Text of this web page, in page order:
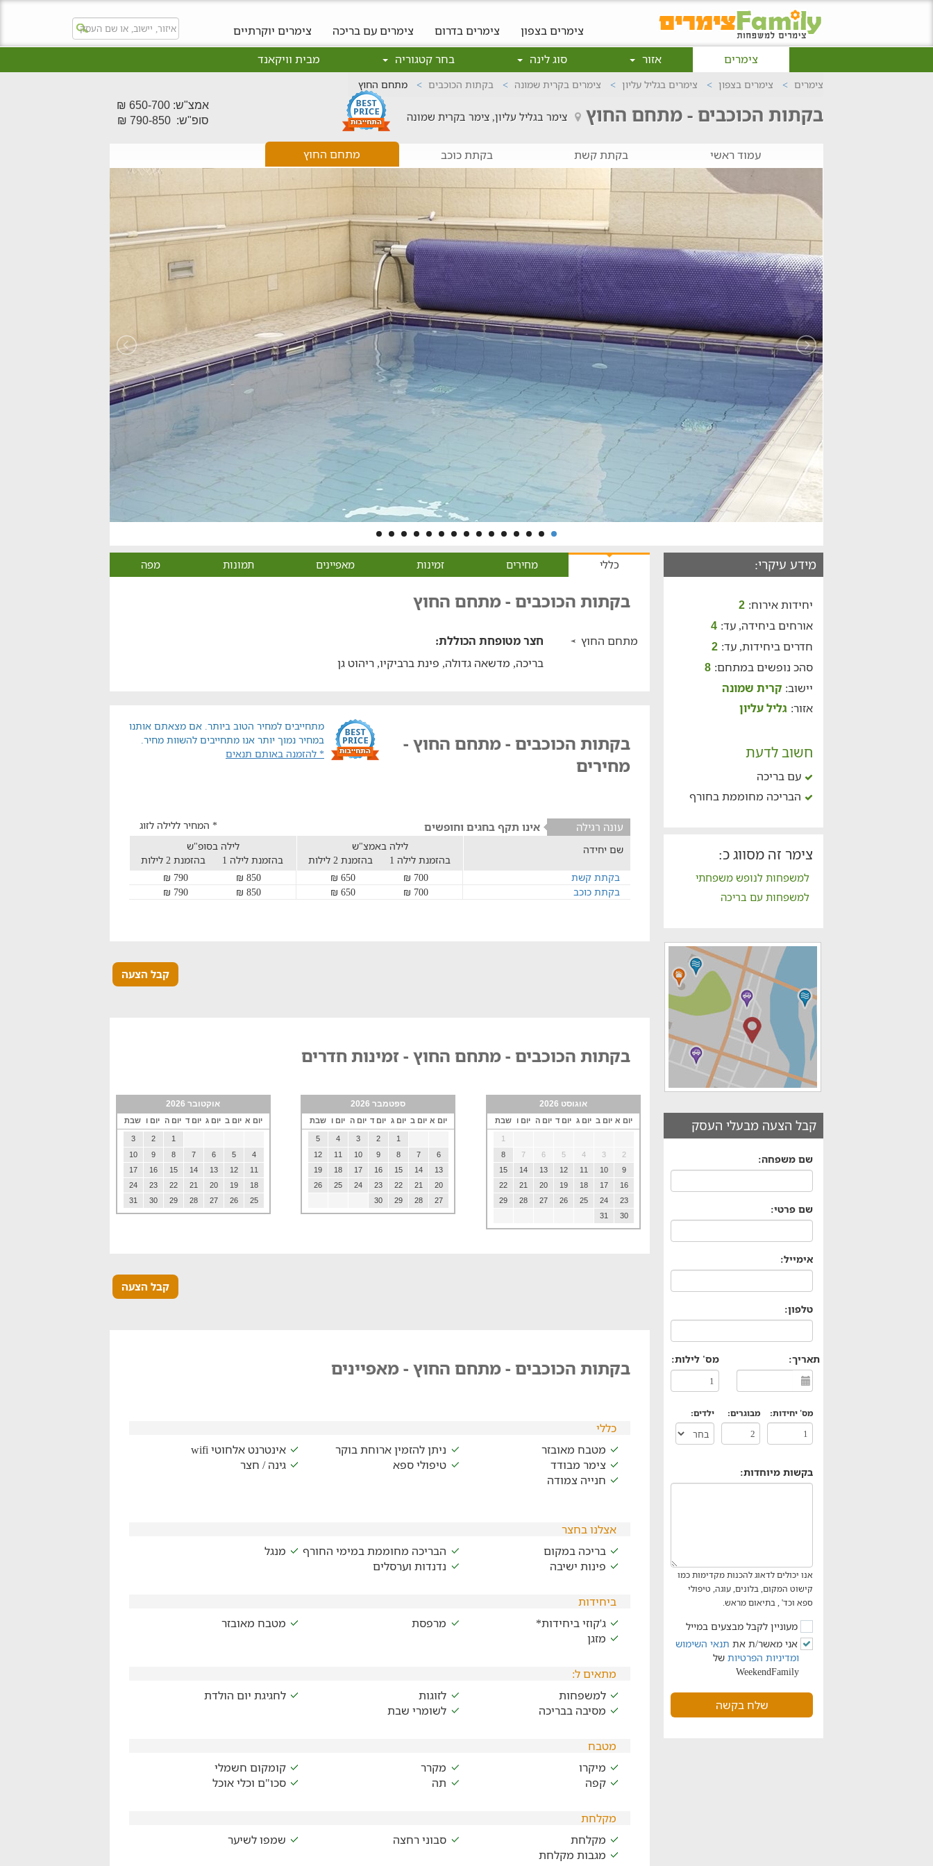
צימרים בצפון צימרים בדרום צימרים עם בריכה
צימרים יוקרתיים
צימרים
אזור סוג לינה בחר קטגוריה מבית וויקאנד
צימרים צימרים בצפון צימרים בגליל עליון צימרים בקרית שמונה בקתות הכוכבים מתחם החוץ
בקתות הכוכבים - מתחם החוץ צימר בגליל עליון, צימר בקרית שמונה
אמצ"ש: 650-700 ₪
סופ"ש: 790-850 ₪
עמוד ראשי בקתת קשת בקתת כוכב מתחם החוץ
מידע עיקרי:
יחידות אירוח: 2
אורחים ביחידה, עד: 4
חדרים ביחידות, עד: 2
סהכ נופשים במתחם: 8
יישוב: קרית שמונה
אזור: גליל עליון
חשוב לדעת
עם בריכה
הבריכה מחוממת בחורף
צימר זה מסווג כ:
למשפחות לנופש משפחתי
למשפחות עם בריכה
קבל הצעה מבעלי העסק
שם משפחה:
שם פרטי:
אימייל:
טלפון:
תאריך: מס' לילות:
מס' יחידות: מבוגרים: ילדים:
בקשות מיוחדות:
אנו יכולים לדאוג להכנות מקדימות כמו
קישוט המקום, בלונים, עוגה, טיפולי
ספא וכד' , בתיאום מראש.
מעוניין לקבל מבצעים במייל
אני מאשר/ת את תנאי השימוש
ומדיניות הפרטיות של
WeekendFamily
שלח בקשה
כללי מחירים זמינות מאפיינים תמונות מפה
בקתות הכוכבים - מתחם החוץ
מתחם החוץ
חצר מטופחת הכוללת:
בריכה, מדשאה גדולה, פינת ברביקיו, ריהוט גן
מתחייבים למחיר הטוב ביותר. אם מצאתם אותנו
במחיר נמוך יותר אנו מתחייבים להשוות מחיר.
* להזמנה באותם תנאים
בקתות הכוכבים - מתחם החוץ -
מחירים
עונה רגילה אינו תקף בחגים וחופשים
* המחיר ללילה לזוג
שם יחידה
לילה באמצ"ש
בהזמנת לילה 1
בהזמנת 2 לילות
לילה בסופ"ש
בהזמנת לילה 1
בהזמנת 2 לילות
בקתת קשת
700 ₪
650 ₪
850 ₪
790 ₪
בקתת כוכב
700 ₪
650 ₪
850 ₪
790 ₪
קבל הצעה
בקתות הכוכבים - מתחם החוץ - זמינות חדרים
אוגוסט 2026
יום א יום ב יום ג יום ד יום ה יום ו שבת
1
2
3
4
5
6
7
8
9
10
11
12
13
14
15
16
17
18
19
20
21
22
23
24
25
26
27
28
29
30
31
ספטמבר 2026
יום א יום ב יום ג יום ד יום ה יום ו שבת
1
2
3
4
5
6
7
8
9
10
11
12
13
14
15
16
17
18
19
20
21
22
23
24
25
26
27
28
29
30
אוקטובר 2026
יום א יום ב יום ג יום ד יום ה יום ו שבת
1
2
3
4
5
6
7
8
9
10
11
12
13
14
15
16
17
18
19
20
21
22
23
24
25
26
27
28
29
30
31
קבל הצעה
בקתות הכוכבים - מתחם החוץ - מאפיינים
כללי
מטבח מאובזר
ניתן להזמין ארוחת בוקר
אינטרנט אלחוטי wifi
צימר מבודד
טיפולי ספא
גינה / חצר
חנייה צמודה
אצלנו בחצר
בריכה במקום
הבריכה מחוממת במימי החורף
מנגל
פינות ישיבה
נדנדות וערסלים
ביחידות
ג'קוזי ביחידות*
מרפסת
מטבח מאובזר
מזגן
מתאים ל:
למשפחות
לזוגות
לחגיגת יום הולדת
מסיבה בבריכה
לשומרי שבת
מטבח
מיקרו
מקרר
קומקום חשמלי
קפה
תה סכו"ם וכלי אוכל
מקלחת
מקלחת
סבוני רחצה
שמפו לשיער
מגבות מקלחת